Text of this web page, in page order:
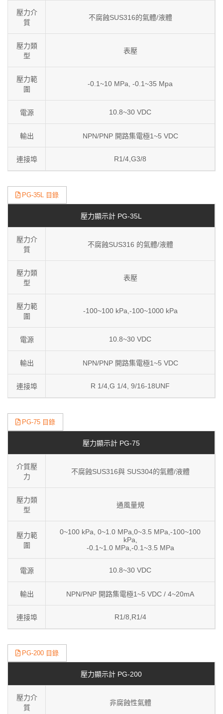
壓力介
質
不腐蝕SUS316的氣體/液體
壓力類
型
表壓
壓力範
圍
-0.1~10 MPa, -0.1~35 Mpa
電源 10.8~30 VDC
輸出 NPN/PNP 開路集電極1~5 VDC
連接埠 R1/4,G3/8
PG-35L 目錄
壓力顯示計 PG-35L
壓力介
質
不腐蝕SUS316 的氣體/液體
壓力類
型
表壓
壓力範
圍
-100~100 kPa,-100~1000 kPa
電源 10.8~30 VDC
輸出 NPN/PNP 開路集電極1~5 VDC
連接埠 R 1/4,G 1/4, 9/16-18UNF
PG-75 目錄
壓力顯示計 PG-75
介質壓
力
不腐蝕SUS316與 SUS304的氣體/液體
壓力類
型
通風量規
壓力範
圍
0~100 kPa, 0~1.0 MPa,0~3.5 MPa,-100~100
kPa,
-0.1~1.0 MPa,-0.1~3.5 MPa
電源 10.8~30 VDC
輸出 NPN/PNP 開路集電極1~5 VDC / 4~20mA
連接埠 R1/8,R1/4
PG-200 目錄
壓力顯示計 PG-200
壓力介
質
非腐蝕性氣體